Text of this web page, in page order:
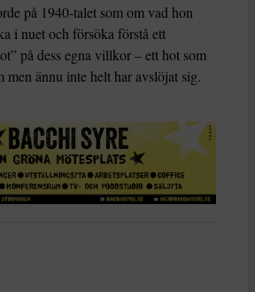
på 1940-talet som om vad hon
i nuet och försöka förstå ett
på dess egna villkor – ett hot som
men ännu inte helt har avslöjat sig.